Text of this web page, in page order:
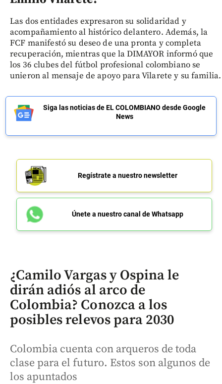
Las dos entidades expresaron su solidaridad y
acompañamiento al histórico delantero. Además, la
FCF manifestó su deseo de una pronta y completa
recuperación, mientras que la DIMAYOR informó que
los 36 clubes del fútbol profesional colombiano se
unieron al mensaje de apoyo para Vilarete y su familia.
Siga las noticias de EL COLOMBIANO desde Google
News
Regístrate a nuestro newsletter
Únete a nuestro canal de Whatsapp
¿Camilo Vargas y Ospina le
dirán adiós al arco de
Colombia? Conozca a los
posibles relevos para 2030
Colombia cuenta con arqueros de toda
clase para el futuro. Estos son algunos de
los apuntados